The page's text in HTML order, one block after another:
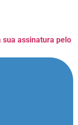
sua assinatura pelo